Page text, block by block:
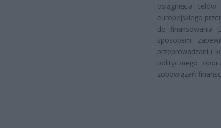
osiągnięcia celów
europejskiego
do finansowania
sposobem
przeprowadzaniu
politycznego
zobowiązań